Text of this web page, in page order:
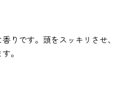
りです。頭をスッキリさせ、
。